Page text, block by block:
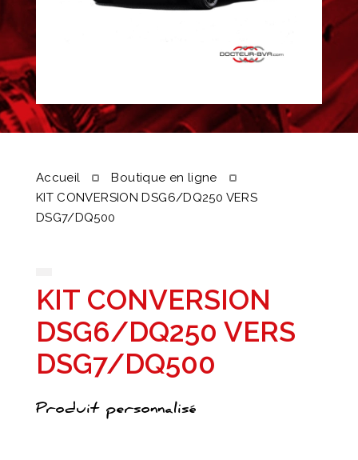
Accueil
Boutique en ligne
KIT CONVERSION DSG6/DQ250 VERS
DSG7/DQ500
KIT CONVERSION
DSG6/DQ250 VERS
DSG7/DQ500
Produit personnalisé